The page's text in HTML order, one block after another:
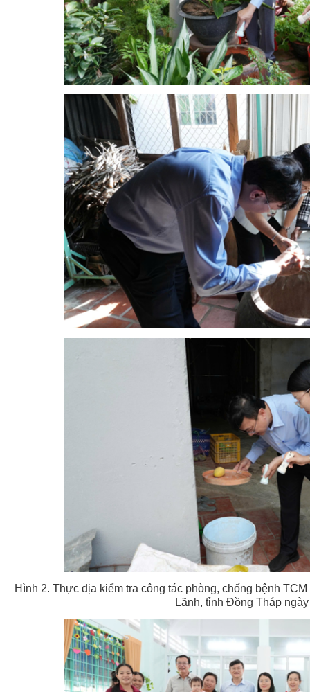
Hình 2. Thực địa kiểm tra công tác phòng, chống bệnh
Lãnh, tỉnh Đồng Tháp